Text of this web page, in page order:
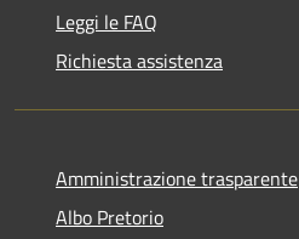
Leggi le FAQ
Richiesta assistenza
Amministrazione trasparente
Albo Pretorio